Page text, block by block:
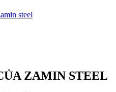
steel
ZAMIN STEEL